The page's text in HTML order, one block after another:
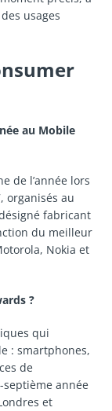
usages
au Mobile
de l’année lors
organisés au
fabricant
du meilleur
Nokia et
?
qui
: smartphones,
de
année
et